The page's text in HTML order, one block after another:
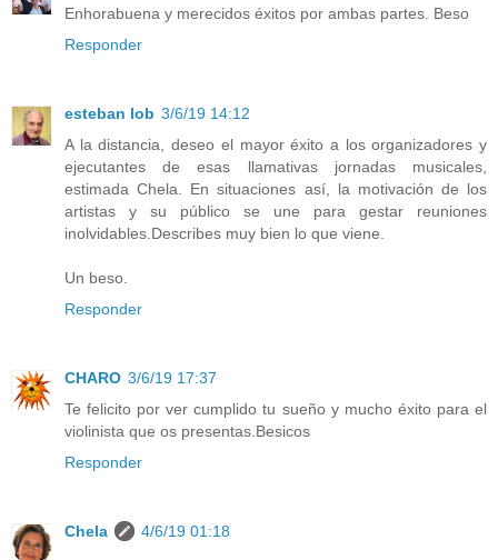
Enhorabuena y merecidos éxitos por ambas partes. Beso
Responder
esteban lob 3/6/19 14:12
A la distancia, deseo el mayor éxito a los organizadores y
ejecutantes de esas llamativas jornadas musicales,
estimada Chela. En situaciones así, la motivación de los
artistas y su público se une para gestar reuniones
inolvidables.Describes muy bien lo que viene.
Un beso.
Responder
CHARO 3/6/19 17:37
Te felicito por ver cumplido tu sueño y mucho éxito para el
violinista que os presentas.Besicos
Responder
Chela 4/6/19 01:18